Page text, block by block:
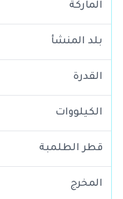
الماركة
بلد المنشأ
القدرة
الكيلووات
قطر الطلمبة
المخرج